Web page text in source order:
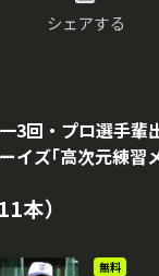
シェアする
3回・プロ選手輩
イズ｢高次元練習
本）
無料